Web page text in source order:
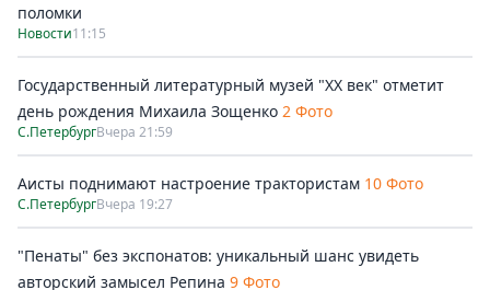
поломки
Новости11:15
Государственный литературный музей "ХХ век" отметит
день рождения Михаила Зощенко 2 Фото
С.ПетербургВчера 21:59
Аисты поднимают настроение трактористам 10 Фото
С.ПетербургВчера 19:27
"Пенаты" без экспонатов: уникальный шанс увидеть
авторский замысел Репина 9 Фото